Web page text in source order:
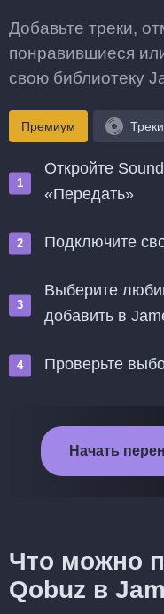
Добавьте треки,
понравившиеся
свою библиотеку
Премиум Треки
Откройте
«Передать»
Подключите
Выберите
добавить в
Проверьте
Начать
Что можно
Qobuz в